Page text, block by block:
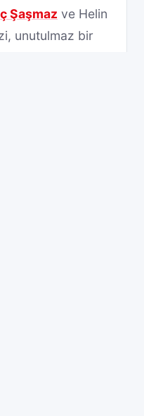
Şaşmaz ve Helin
unutulmaz bir